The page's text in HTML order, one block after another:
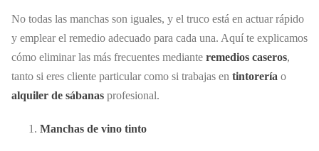
No todas las manchas son iguales, y el truco está en actuar rápido
y emplear el remedio adecuado para cada una. Aquí te explicamos
cómo eliminar las más frecuentes mediante remedios caseros,
tanto si eres cliente particular como si trabajas en tintorería o
alquiler de sábanas profesional.
Manchas de vino tinto